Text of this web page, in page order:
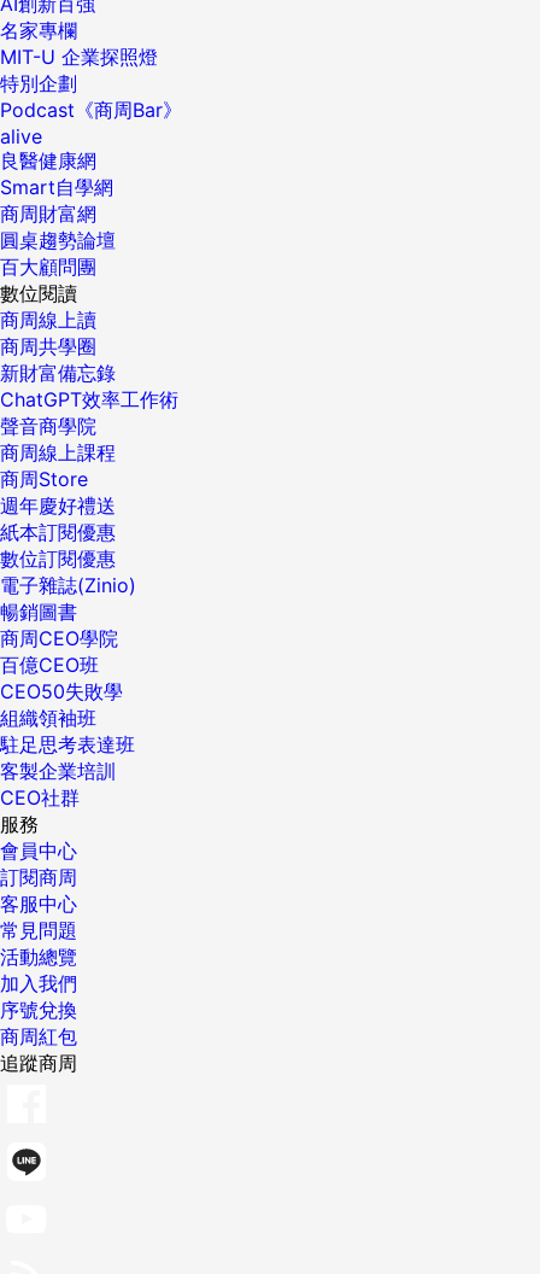
名家專欄
MIT-U 企業探照燈
特別企劃
Podcast《商周Bar》
alive
良醫健康網
Smart自學網
商周財富網
圓桌趨勢論壇
百大顧問團
數位閱讀
商周線上讀
商周共學圈
新財富備忘錄
ChatGPT效率工作術
聲音商學院
商周線上課程
商周Store
週年慶好禮送
紙本訂閱優惠
數位訂閱優惠
電子雜誌(Zinio)
暢銷圖書
商周CEO學院
百億CEO班
CEO50失敗學
組織領袖班
駐足思考表達班
客製企業培訓
CEO社群
服務
會員中心
訂閱商周
客服中心
常見問題
活動總覽
加入我們
序號兌換
商周紅包
追蹤商周